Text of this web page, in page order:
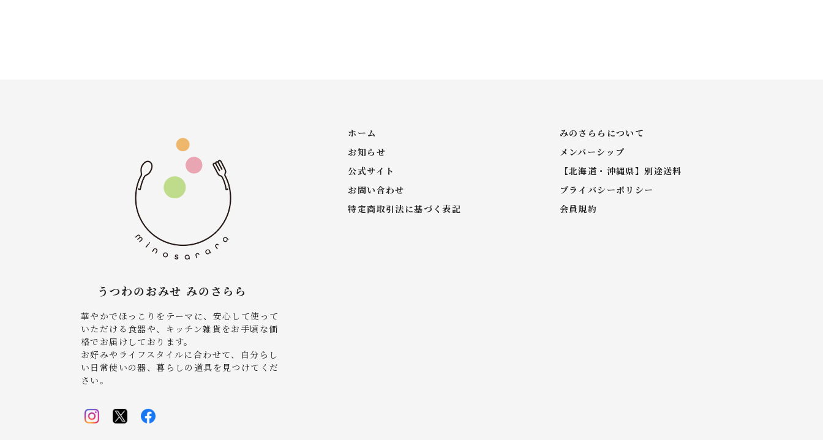
うつわのおみせ みのさらら
華やかでほっこりをテーマに、安心して使って
いただける食器や、キッチン雑貨をお手頃な価
格でお届けしております。
お好みやライフスタイルに合わせて、自分らし
い日常使いの器、暮らしの道具を見つけてくだ
さい。
ホーム
みのさららについて
お知らせ
メンバーシップ
公式サイト
【北海道・沖縄県】別途送料
お問い合わせ
プライバシーポリシー
特定商取引法に基づく表記
会員規約